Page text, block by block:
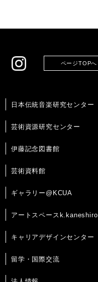
ページTOPへ
日本伝統音楽研究センター
芸術資源研究センター
伊藤記念図書館
芸術資料館
ギャラリー@KCUA
アートスペースk.kaneshiro
キャリアデザインセンター
留学・国際交流